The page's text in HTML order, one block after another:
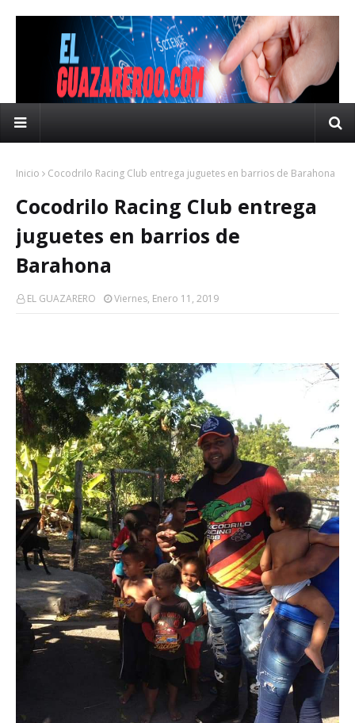
Inicio Cocodrilo Racing Club entrega juguetes en barrios de Barahona
Cocodrilo Racing Club entrega
juguetes en barrios de
Barahona
EL GUAZARERO Viernes, Enero 11, 2019